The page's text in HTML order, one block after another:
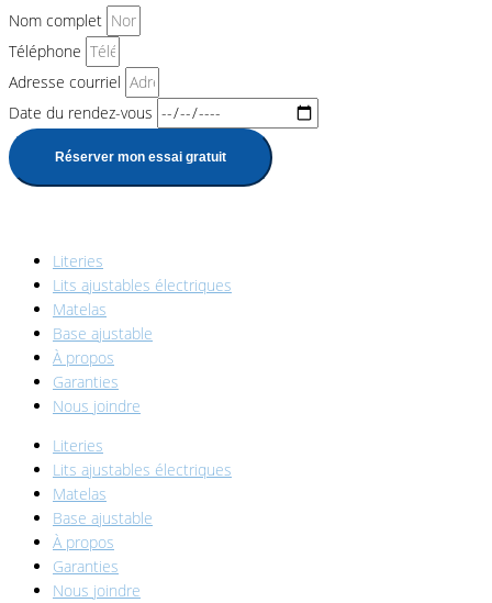
Nom complet
Téléphone
Adresse courriel
Date du rendez-vous
Réserver mon essai gratuit
Literies
Lits ajustables électriques
Matelas
Base ajustable
À propos
Garanties
Nous joindre
Literies
Lits ajustables électriques
Matelas
Base ajustable
À propos
Garanties
Nous joindre